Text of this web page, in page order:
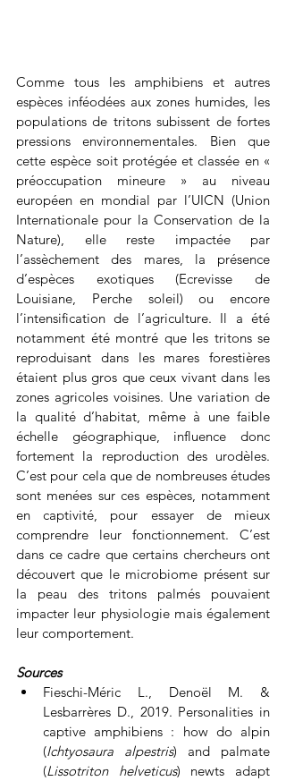
Comme tous les amphibiens et autres
espèces inféodées aux zones humides, les
populations de tritons subissent de fortes
pressions environnementales. Bien que
cette espèce soit protégée et classée en «
préoccupation mineure » au niveau
européen en mondial par l’UICN (Union
Internationale pour la Conservation de la
Nature), elle reste impactée par
l’assèchement des mares, la présence
d’espèces exotiques (Ecrevisse de
Louisiane, Perche soleil) ou encore
l’intensification de l’agriculture. Il a été
notamment été montré que les tritons se
reproduisant dans les mares forestières
étaient plus gros que ceux vivant dans les
zones agricoles voisines. Une variation de
la qualité d’habitat, même à une faible
échelle géographique, influence donc
fortement la reproduction des urodèles.
C’est pour cela que de nombreuses études
sont menées sur ces espèces, notamment
en captivité, pour essayer de mieux
comprendre leur fonctionnement. C’est
dans ce cadre que certains chercheurs ont
découvert que le microbiome présent sur
la peau des tritons palmés pouvaient
impacter leur physiologie mais également
leur comportement.
Sources
Fieschi-Méric L., Denoël M. &
Lesbarrères D., 2019. Personalities in
captive amphibiens : how do alpin
(Ichtyosaura alpestris) and palmate
(Lissotriton helveticus) newts adapt